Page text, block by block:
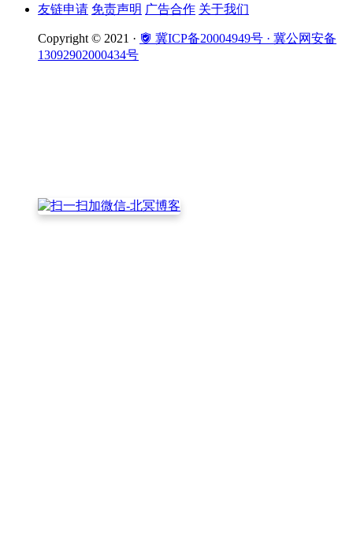
友链申请 免责声明 广告合作 关于我们
Copyright © 2021 · 冀ICP备20004949号 · 冀公网安备
13092902000434号